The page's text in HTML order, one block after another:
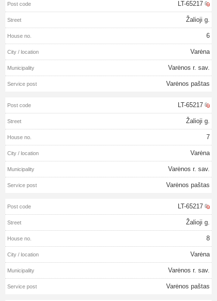
LT-65217
Žalioji g.
6
Varėna
Varėnos r. sav.
Varėnos paštas
LT-65217
Žalioji g.
7
Varėna
Varėnos r. sav.
Varėnos paštas
LT-65217
Žalioji g.
8
Varėna
Varėnos r. sav.
Varėnos paštas